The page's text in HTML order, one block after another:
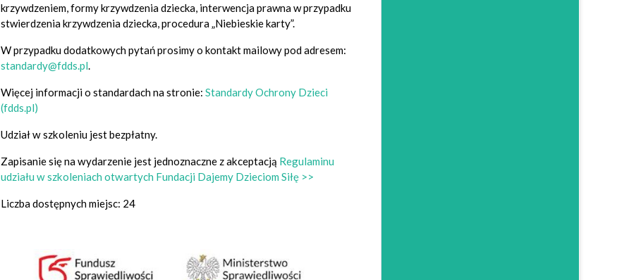
krzywdzeniem, formy krzywdzenia dziecka, interwencja prawna w przypadku
stwierdzenia krzywdzenia dziecka, procedura „Niebieskie karty”.
W przypadku dodatkowych pytań prosimy o kontakt mailowy pod adresem:
standardy@fdds.pl
Więcej informacji o standardach na stronie: Standardy Ochrony Dzieci
(fdds.pl)
Udział w szkoleniu jest bezpłatny.
Zapisanie się na wydarzenie jest jednoznaczne z akceptacją Regulaminu
udziału w szkoleniach otwartych Fundacji Dajemy Dzieciom Siłę >>
Liczba dostępnych miejsc: 24